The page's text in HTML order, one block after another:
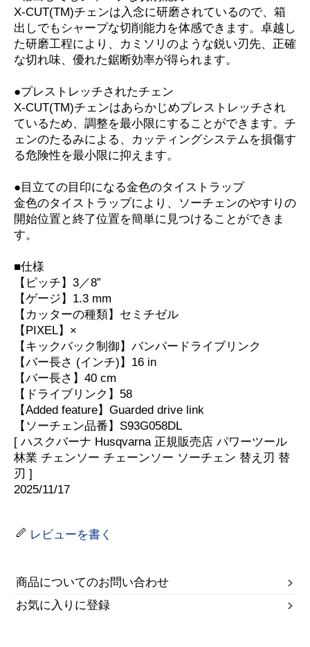
X-CUT(TM)チェンは入念に研磨されているので、箱
出しでもシャープな切削能力を体感できます。卓越し
た研磨工程により、カミソリのような鋭い刃先、正確
な切れ味、優れた鋸断効率が得られます。
●プレストレッチされたチェン
X-CUT(TM)チェンはあらかじめプレストレッチされ
ているため、調整を最小限にすることができます。チ
ェンのたるみによる、カッティングシステムを損傷す
る危険性を最小限に抑えます。
●目立ての目印になる金色のタイストラップ
金色のタイストラップにより、ソーチェンのやすりの
開始位置と終了位置を簡単に見つけることができま
す。
■仕様
【ピッチ】3／8”
【ゲージ】1.3 mm
【カッターの種類】セミチゼル
【PIXEL】×
【キックバック制御】バンパードライブリンク
【バー長さ (インチ)】16 in
【バー長さ】40 cm
【ドライブリンク】58
【Added feature】Guarded drive link
【ソーチェン品番】S93G058DL
[ ハスクバーナ Husqvarna 正規販売店 パワーツール
林業 チェンソー チェーンソー ソーチェン 替え刃 替
刃 ]
2025/11/17
レビューを書く
商品についてのお問い合わせ
お気に入りに登録